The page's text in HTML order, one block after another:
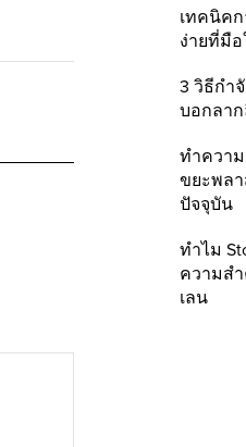
เทคนิค
ง่ายที่มื
3 วิธีกำ
บอกลา
ทำความ
ขยะพล
ปัจจุบัน
ทำไม
ความส
เลน